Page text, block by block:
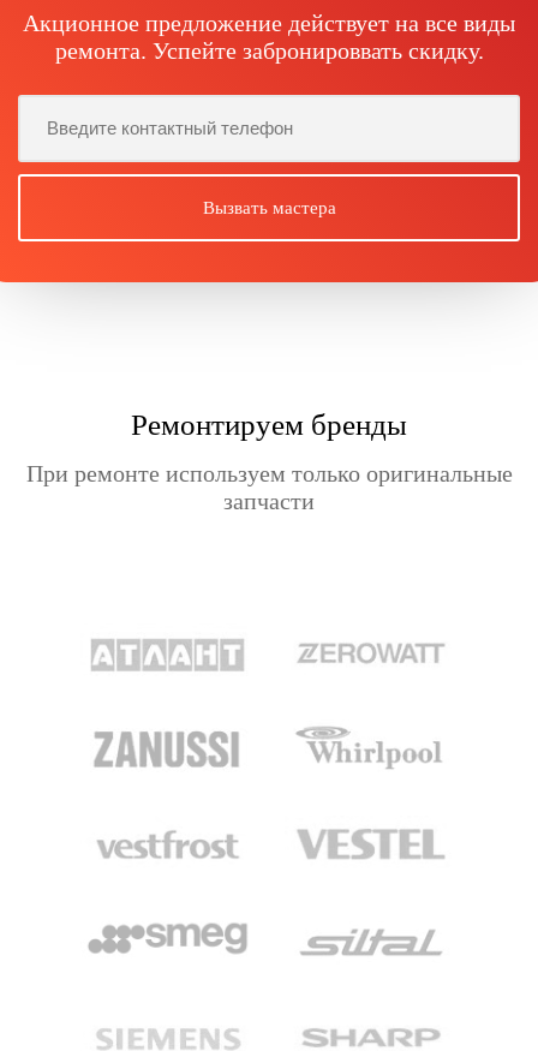
Акционное предложение действует на все виды
ремонта. Успейте забронироввать скидку.
Ремонтируем бренды
При ремонте используем только оригинальные
запчасти